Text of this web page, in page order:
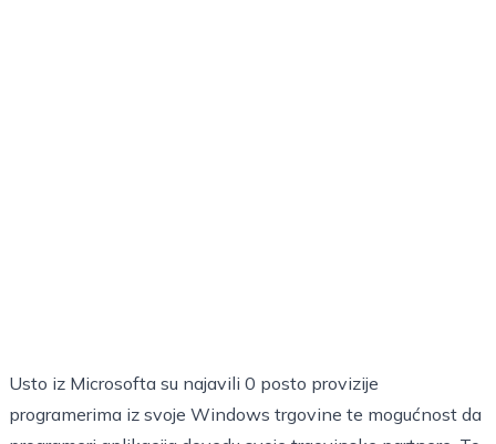
Usto iz Microsofta su najavili 0 posto provizije
programerima iz svoje Windows trgovine te mogućnost da